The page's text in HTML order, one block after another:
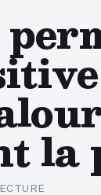
la